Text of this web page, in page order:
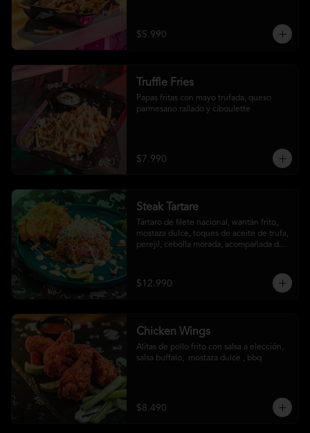
$5.990
Truffle Fries
Papas fritas con mayo trufada, queso
parmesano rallado y ciboulette
$7.990
Steak Tartare
Tártaro de filete nacional, wantán frito,
mostaza dulce, toques de aceite de trufa,
perejil, cebolla morada, acompañada de
$12.990
Chicken Wings
Alitas de pollo frito con salsa a elección,
salsa buffalo,  mostaza dulce , bbq
$8.490